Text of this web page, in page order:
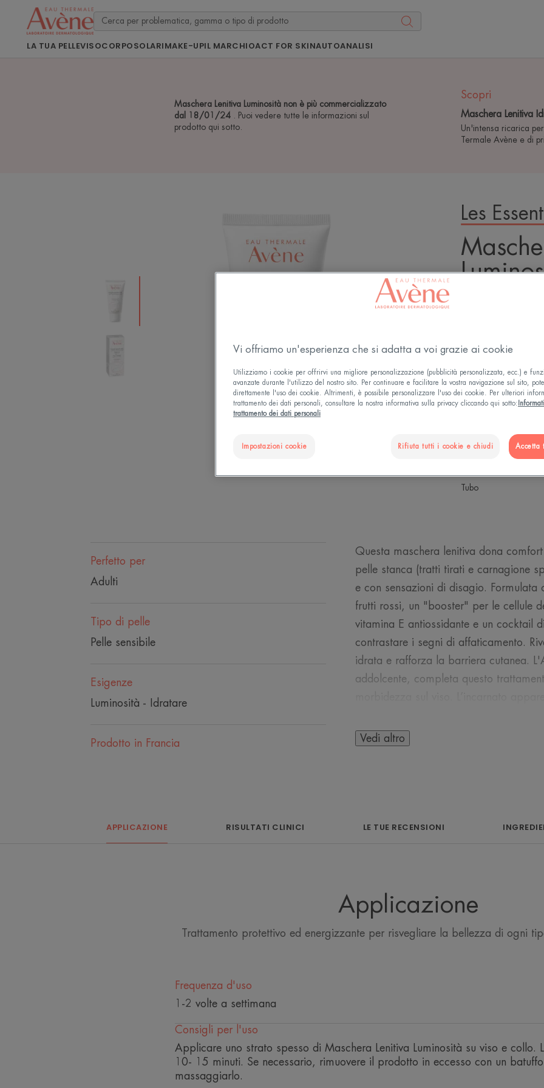
LA TUA PELLEVISOCORPOSOLARIMAKE-UPIL MARCHIOACT FOR SKINAUTOANALISI
Maschera Lenitiva Luminosità non è più commercializzato
dal 18/01/24
. Puoi vedere tutte le informazioni sul
prodotto qui sotto.
Scopri
Maschera Lenitiva
Un'intensa ricarica
Termale Avène e di
Les
-
Un'intensa
di Acqua
L’incarnato
Idratante,
Tubo
Perfetto per
Adulti
Tipo di pelle
Pelle sensibile
Esigenze
Luminosità - Idratare
Prodotto in Francia
Questa maschera lenitiva dona
pelle stanca (tratti tirati e carnagione
e con sensazioni di disagio.
frutti rossi, un "booster" per le cellule
vitamina E antiossidante e un cocktail
contrastare i segni di affaticamento.
idrata e rafforza la barriera cutanea.
addolcente, completa questo
Termale Avène
idro-
Un trattamento avvolgente ricco di
nutritivi per lenire, ammorbidire e
Vedi altro
APPLICAZIONE RISULTATI CLINICI LE TUE RECENSIONI
Applicazione
Trattamento protettivo ed energizzante per risvegliare la bellezza di ogni
Frequenza d'uso
1-2 volte a settimana
Consigli per l'uso
Applicare uno strato spesso di Maschera Lenitiva Luminosità su viso e collo.
10- 15 minuti. Se necessario, rimuovere il prodotto in eccesso con un
massaggiarlo.
Vi offriamo un'esperienza che si adatta a voi grazie ai cookie
Utilizziamo i cookie per offrirvi una migliore personalizzazione (pubblicità personalizzata, ecc.) e
avanzate durante l'utilizzo del nostro sito. Per continuare e facilitare la vostra navigazione sul sito,
direttamente l'uso dei cookie. Altrimenti, è possibile personalizzare l'uso dei cookie. Per ulteriori
trattamento dei dati personali, consultare la nostra informativa sulla privacy cliccando qui sotto:
trattamento dei dati personali
Impostazioni cookie Rifiuta tutti i cookie e chiudi Accetta